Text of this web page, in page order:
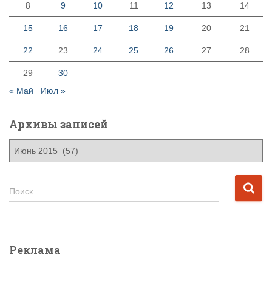
8 9 10 11 12 13 14
15 16 17 18 19 20 21
22 23 24 25 26 27 28
29
30
« Май
Июл »
Архивы записей
в
п
Н
а
:
Поиск…
Реклама